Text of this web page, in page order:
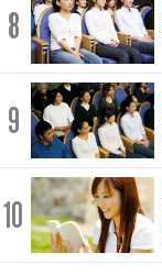
8
9
10